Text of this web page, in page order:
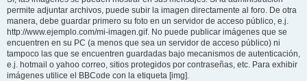
permite adjuntar archivos, puede subir la imagen directamente al foro. De otra
manera, debe guardar primero su foto en un servidor de acceso público, e.j.
http://www.ejemplo.com/mi-imagen.gif. No puede publicar imágenes que se
encuentren en su PC (a menos que sea un servidor de acceso público) ni
tampoco las que se encuentren guardadas bajo mecanismos de autenticación,
e.j. hotmail o yahoo correo, sitios protegidos por contraseñas, etc. Para exhibir
imágenes utilice el BBCode con la etiqueta [img].